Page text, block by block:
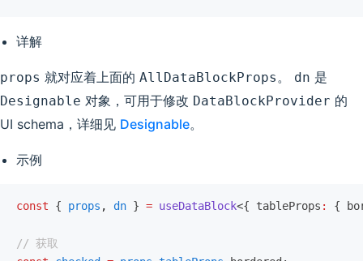
详解
props 就对应着上面的 AllDataBlockProps。 dn 是
Designable 对象，可用于修改 DataBlockProvider 的
UI schema，详细见 Designable。
示例
const { props , dn } = useDataBlock<{ tableProps : {
// 获取